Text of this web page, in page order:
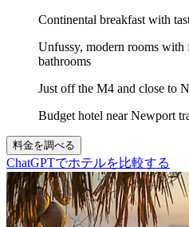
Continental breakfast with
Unfussy, modern rooms with
bathrooms
Just off the M4 and close to
Budget hotel near Newport
料金を調べる
ChatGPTでホテルを比較する